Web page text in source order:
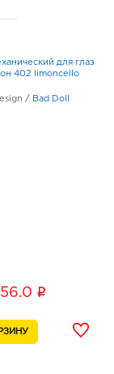
для глаз
402 limoncello
/ Bad Doll
i